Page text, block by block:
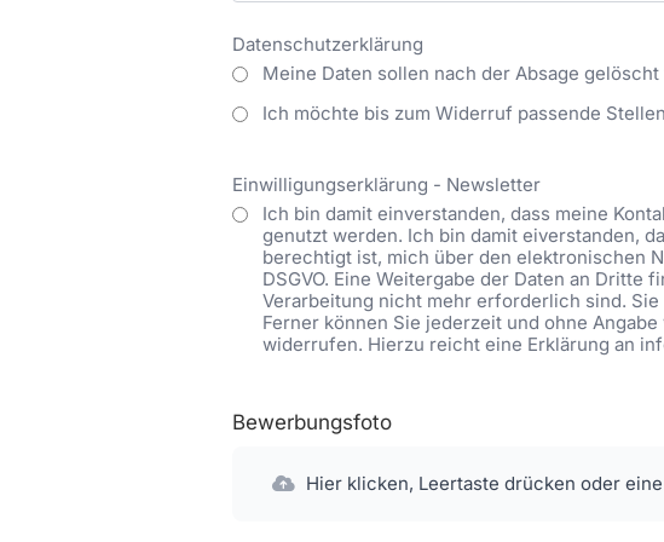
Datenschutzerklärung
Meine Daten sollen nach der Absage gelöscht
Ich möchte bis zum Widerruf passende
Einwilligungserklärung - Newsletter
Ich bin damit einverstanden, dass meine
genutzt werden. Ich bin damit eiverstanden,
berechtigt ist, mich über den elektronischen
DSGVO. Eine Weitergabe der Daten an
Verarbeitung nicht mehr erforderlich sind.
Ferner können Sie jederzeit und ohne
widerrufen. Hierzu reicht eine Erklärung an
Bewerbungsfoto
Hier klicken, Leertaste drücken oder